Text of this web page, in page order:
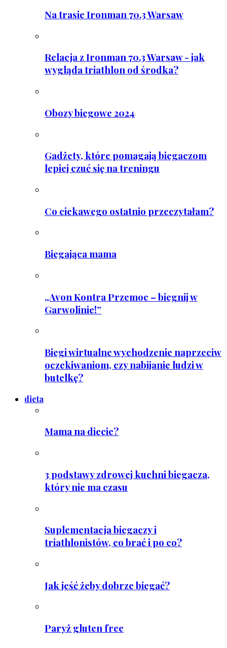
Na trasie Ironman 70.3 Warsaw
Relacja z Ironman 70.3 Warsaw - jak
wygląda triathlon od środka?
Obozy biegowe 2024
Gadżety, które pomagają biegaczom
lepiej czuć się na treningu
Co ciekawego ostatnio przeczytałam?
Biegająca mama
„Avon Kontra Przemoc – biegnij w
Garwolinie!”
Biegi wirtualne wychodzenie naprzeciw
oczekiwaniom, czy nabijanie ludzi w
butelkę?
dieta
Mama na diecie?
3 podstawy zdrowej kuchni biegacza,
który nie ma czasu
Suplementacja biegaczy i
triathlonistów, co brać i po co?
Jak jeść żeby dobrze biegać?
Paryż gluten free